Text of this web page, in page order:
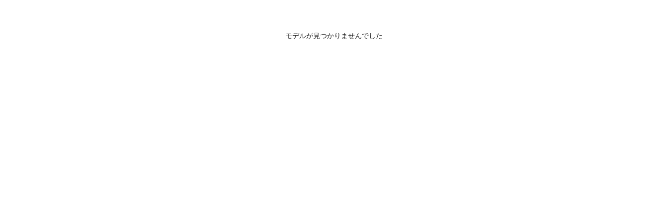
モデルが見つかりませんでした